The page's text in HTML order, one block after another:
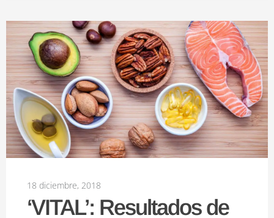
18 diciembre, 2018
‘VITAL’: Resultados de